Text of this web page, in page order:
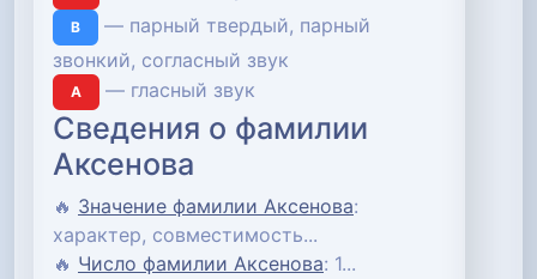
В
— парный твердый, парный
звонкий, согласный звук
А — гласный звук
Сведения о фамилии
Аксенова
🔥 Значение фамилии Аксенова:
характер, совместимость...
🔥 Число фамилии Аксенова: 1...